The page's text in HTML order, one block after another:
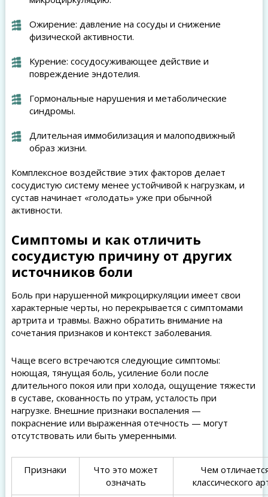
Ожирение: давление на сосуды и снижение
физической активности.
Курение: сосудосуживающее действие и
повреждение эндотелия.
Гормональные нарушения и метаболические
синдромы.
Длительная иммобилизация и малоподвижный
образ жизни.
Комплексное воздействие этих факторов делает
сосудистую систему менее устойчивой к нагрузкам, и
сустав начинает «голодать» уже при обычной
активности.
Симптомы и как отличить
сосудистую причину от других
источников боли
Боль при нарушенной микроциркуляции имеет свои
характерные черты, но перекрывается с симптомами
артрита и травмы. Важно обратить внимание на
сочетания признаков и контекст заболевания.
Чаще всего встречаются следующие симптомы:
ноющая, тянущая боль, усиление боли после
длительного покоя или при холода, ощущение тяжести
в суставе, скованность по утрам, усталость при
нагрузке. Внешние признаки воспаления —
покраснение или выраженная отечность — могут
отсутствовать или быть умеренными.
Признаки
Что это может
означать
Чем
классического